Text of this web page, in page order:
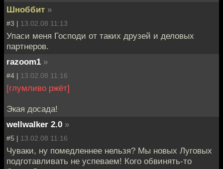
Шноббит »
#3 | 13.02.08 11:13
Упаси меня Господи от таких друзей и деловых
партнеров.
razoom1 »
#4 | 13.02.08 11:16
[глумливо ржёт]
Экая досада!
wellwalker 2.0 »
#5 | 13.02.08 11:16
Чуваки, ну помедленнее нельзя? Мы новых Луговых
подготавливать не успеваем! Кого обвинять-то